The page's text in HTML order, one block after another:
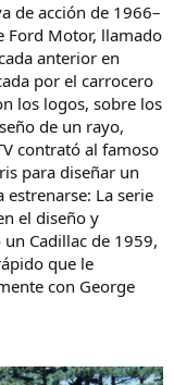
de acción de 1966–
Ford Motor, llamado
anterior en
por el carrocero
los logos, sobre los
de un rayo,
contrató al famoso
para diseñar un
La serie
el diseño y
Cadillac de 1959,
que le
con George